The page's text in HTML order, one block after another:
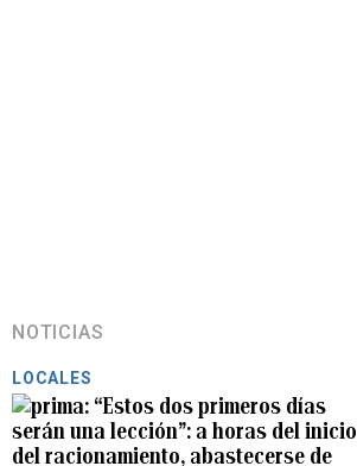
NOTICIAS
LOCALES
“Estos dos primeros días
serán una lección”: a horas del inicio
del racionamiento, abastecerse de